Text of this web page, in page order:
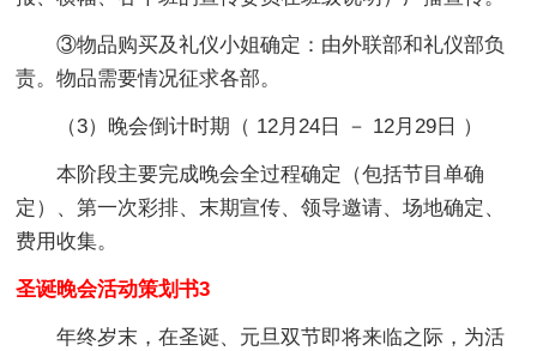
③物品购买及礼仪小姐确定：由外联部和礼仪部负
责。物品需要情况征求各部。
（3）晚会倒计时期（ 12月24日 － 12月29日 ）
本阶段主要完成晚会全过程确定（包括节目单确
定）、第一次彩排、末期宣传、领导邀请、场地确定、
费用收集。
圣诞晚会活动策划书3
年终岁末，在圣诞、元旦双节即将来临之际，为活